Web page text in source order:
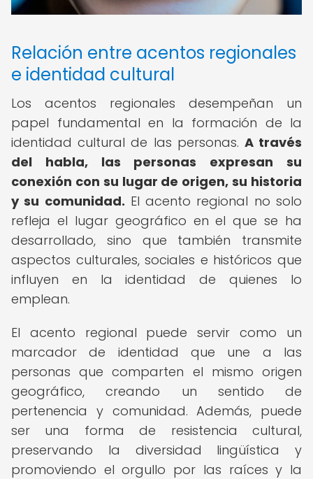
Relación entre acentos regionales
e identidad cultural
Los acentos regionales desempeñan un
papel fundamental en la formación de la
identidad cultural de las personas. A través
del habla, las personas expresan su
conexión con su lugar de origen, su historia
y su comunidad. El acento regional no solo
refleja el lugar geográfico en el que se ha
desarrollado, sino que también transmite
aspectos culturales, sociales e históricos que
influyen en la identidad de quienes lo
emplean.
El acento regional puede servir como un
marcador de identidad que une a las
personas que comparten el mismo origen
geográfico, creando un sentido de
pertenencia y comunidad. Además, puede
ser una forma de resistencia cultural,
preservando la diversidad lingüística y
promoviendo el orgullo por las raíces y la